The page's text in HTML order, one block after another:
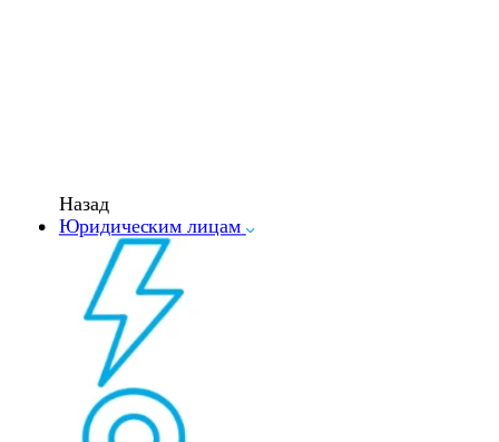
Назад
Юридическим лицам